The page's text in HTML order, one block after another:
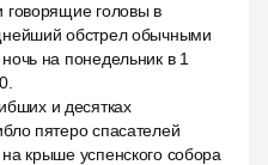
говорящие головы в
обстрел обычными
на понедельник в 1
и десятках
пятеро спасателей
крыше успенского собора